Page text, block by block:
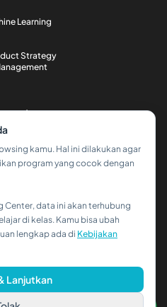
butuh bantuan,
Learning
Strategy
All Rights Reserved
kamu. Hal ini dilakukan agar
program yang cocok dengan
Center, data ini akan terhubung
di kelas. Kamu bisa ubah
lengkap ada di Kebijakan
Lanjutkan